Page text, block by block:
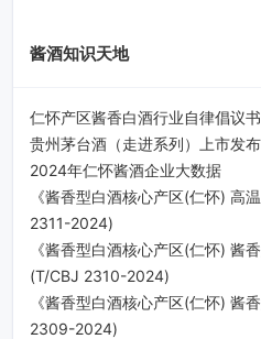
酱酒知识天地
仁怀产区酱香白酒行业自律倡议书
贵州茅台酒（走进系列）上市发布
2024年仁怀酱酒企业大数据
《酱香型白酒核心产区(仁怀) 高
2311-2024)
《酱香型白酒核心产区(仁怀) 酱
(T/CBJ 2310-2024)
《酱香型白酒核心产区(仁怀) 酱
2309-2024)